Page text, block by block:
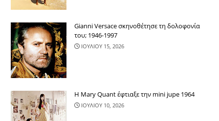
Gianni Versace σκηνοθέτησε τη δολοφονία
του; 1946-1997
ΙΟΥΛΙΟΥ 15, 2026
Η Mary Quant έφτιαξε την mini jupe 1964
ΙΟΥΛΙΟΥ 10, 2026